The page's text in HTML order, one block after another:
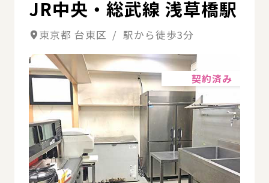
JR中央・総武線 浅草橋駅
東京都 台東区 / 駅から徒歩3分
契約済み